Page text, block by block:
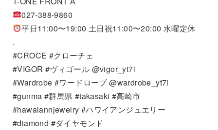
027-388-9860
平日11:00〜19:00 土日祝11:00〜20:00 水曜定休
.
#CROCE #クローチェ
#VIGOR #ヴィゴール @vigor_yt7i
#Wardrobe #ワードローブ @wardrobe_yt7i
#gunma #群馬県 #takasaki #高崎市
#hawaiannjewelry #ハワイアンジュエリー
#diamond #ダイヤモンド